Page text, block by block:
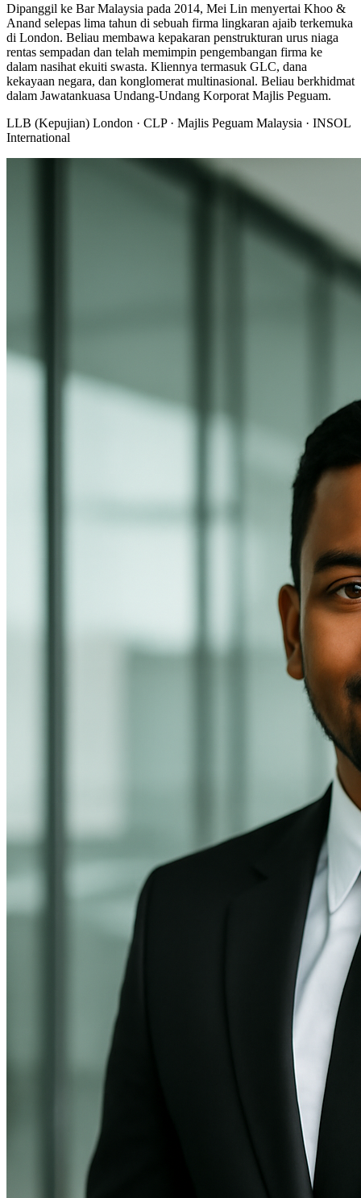
Dipanggil ke Bar Malaysia pada 2014, Mei Lin menyertai Khoo &
Anand selepas lima tahun di sebuah firma lingkaran ajaib terkemuka
di London. Beliau membawa kepakaran penstrukturan urus niaga
rentas sempadan dan telah memimpin pengembangan firma ke
dalam nasihat ekuiti swasta. Kliennya termasuk GLC, dana
kekayaan negara, dan konglomerat multinasional. Beliau berkhidmat
dalam Jawatankuasa Undang-Undang Korporat Majlis Peguam.
LLB (Kepujian) London · CLP · Majlis Peguam Malaysia · INSOL
International